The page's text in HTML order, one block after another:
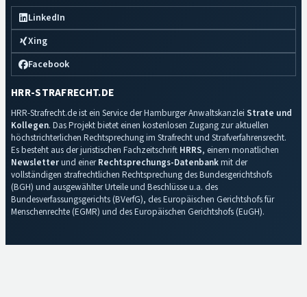
LinkedIn
Xing
Facebook
HRR-STRAFRECHT.DE
HRR-Strafrecht.de ist ein Service der Hamburger Anwaltskanzlei Strate und
Kollegen. Das Projekt bietet einen kostenlosen Zugang zur aktuellen
höchstrichterlichen Rechtsprechung im Strafrecht und Strafverfahrensrecht.
Es besteht aus der juristischen Fachzeitschrift HRRS, einem monatlichen
Newsletterund einerRechtsprechungs-Datenbankmit der
vollständigen strafrechtlichen Rechtsprechung des Bundesgerichtshofs
(BGH) und ausgewählter Urteile und Beschlüsse u.a. des
Bundesverfassungsgerichts (BVerfG), des Europäischen Gerichtshofs für
Menschenrechte (EGMR) und des Europäischen Gerichtshofs (EuGH).